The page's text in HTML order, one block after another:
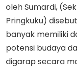
oleh Sumardi,
Pringkuku)
banyak memiliki
potensi budaya
digarap secara